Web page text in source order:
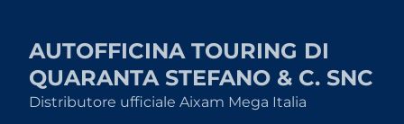
AUTOFFICINA TOURING DI
QUARANTA STEFANO & C. SNC
Distributore ufficiale Aixam Mega Italia